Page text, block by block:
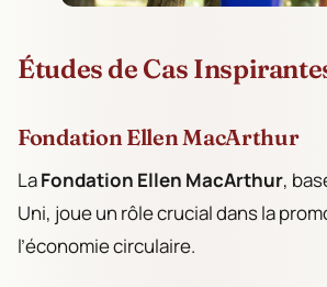
Études de Cas
Fondation Ellen MacArthur
LaFondation Ellen MacArthur,
Uni, joue un rôle crucial dans la
l’économie circulaire.